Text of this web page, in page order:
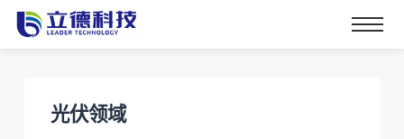
光伏领域